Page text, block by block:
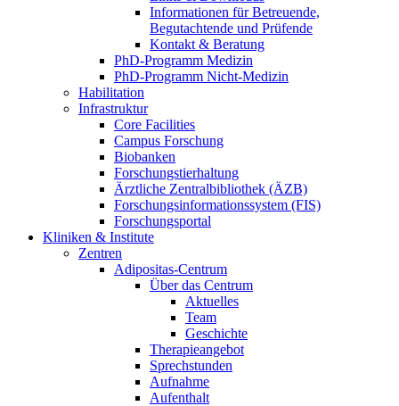
Informationen für Betreuende,
Begutachtende und Prüfende
Kontakt & Beratung
PhD-Programm Medizin
PhD-Programm Nicht-Medizin
Habilitation
Infrastruktur
Core Facilities
Campus Forschung
Biobanken
Forschungstierhaltung
Ärztliche Zentralbibliothek (ÄZB)
Forschungsinformationssystem (FIS)
Forschungsportal
Kliniken & Institute
Zentren
Adipositas-Centrum
Über das Centrum
Aktuelles
Team
Geschichte
Therapieangebot
Sprechstunden
Aufnahme
Aufenthalt